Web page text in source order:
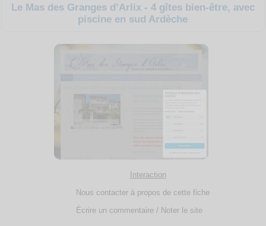
Le Mas des Granges d’Arlix - 4 gîtes bien-être, avec
piscine en sud Ardèche
Interaction
Nous contacter à propos de cette fiche
Écrire un commentaire / Noter le site